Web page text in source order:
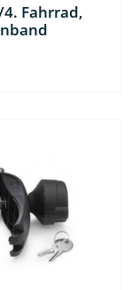
Fahrrad,